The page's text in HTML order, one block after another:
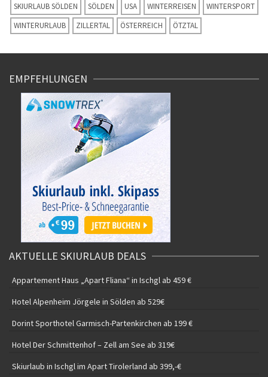
SKIURLAUB SÖLDEN
SÖLDEN USA WINTERREISEN
WINTERSPORT
WINTERURLAUB
ZILLERTAL ÖSTERREICH ÖTZTAL
EMPFEHLUNGEN
AKTUELLE SKIURLAUB DEALS
Appartement Haus „Apart Fliana“ in Ischgl ab 459 €
Hotel Alpenheim Jörgele in Sölden ab 529€
Dorint Sporthotel Garmisch-Partenkirchen ab 199 €
Hotel Der Schmittenhof – Zell am See ab 319€
Skiurlaub in Ischgl im Apart Tirolerland ab 399,-€